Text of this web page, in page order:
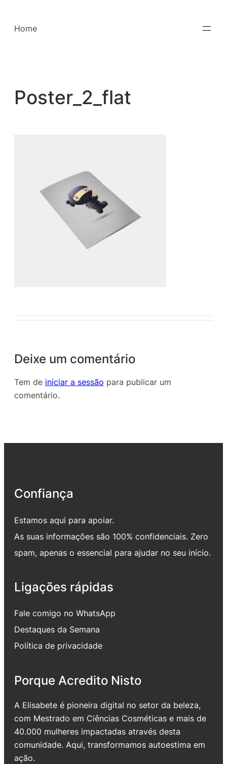
para
Home
Poster_2_flat
Deixe um comentário
Tem de iniciar a sessão para publicar um
comentário.
Confiança
Estamos aqui para apoiar.
As suas informações são 100% confidenciais. Zero
spam, apenas o essencial para ajudar no seu início.
Ligações rápidas
Fale comigo no WhatsApp
Destaques da Semana
Política de privacidade
Porque Acredito Nisto
A Elisabete é pioneira digital no setor da beleza,
com Mestrado em Ciências Cosméticas e mais de
40.000 mulheres impactadas através desta
comunidade. Aqui, transformamos autoestima em
ação.